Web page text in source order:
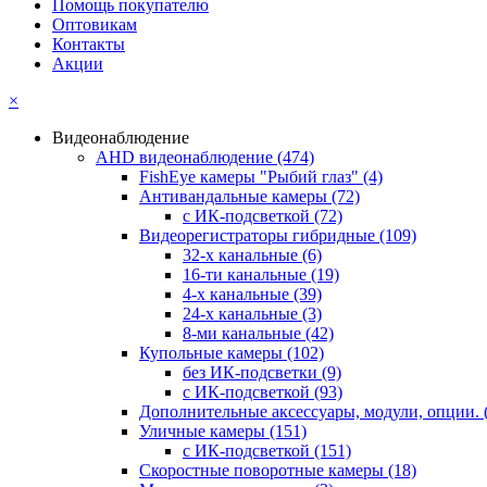
Помощь покупателю
Оптовикам
Контакты
Акции
×
Видеонаблюдение
AHD видеонаблюдение (474)
FishEye камеры "Рыбий глаз" (4)
Антивандальные камеры (72)
с ИК-подсветкой (72)
Видеорегистраторы гибридные (109)
32-х канальные (6)
16-ти канальные (19)
4-х канальные (39)
24-х канальные (3)
8-ми канальные (42)
Купольные камеры (102)
без ИК-подсветки (9)
с ИК-подсветкой (93)
Дополнительные аксессуары, модули, опции.
Уличные камеры (151)
с ИК-подсветкой (151)
Скоростные поворотные камеры (18)